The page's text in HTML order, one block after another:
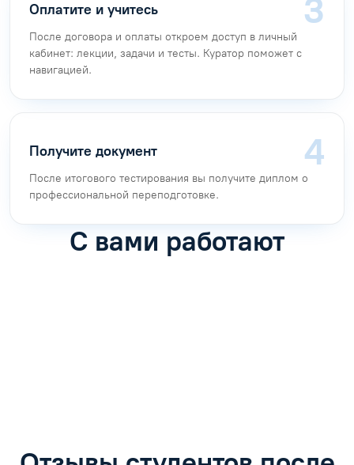
Оплатите и учитесь
После договора и оплаты откроем доступ в личный
кабинет: лекции, задачи и тесты. Куратор поможет с
навигацией.
Получите документ
После итогового тестирования вы получите диплом о
профессиональной переподготовке.
С вами работают